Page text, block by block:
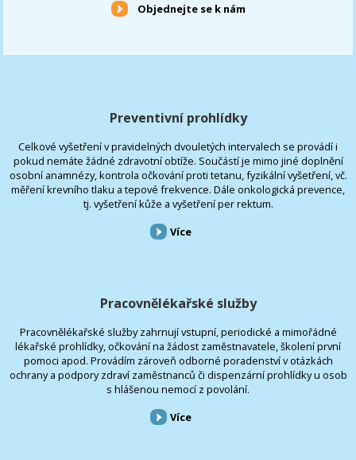
Objednejte se k nám
Preventivní prohlídky
Celkové vyšetření v pravidelných dvouletých intervalech se provádí i
pokud nemáte žádné zdravotní obtíže. Součástí je mimo jiné doplnění
osobní anamnézy, kontrola očkování proti tetanu, fyzikální vyšetření, vč.
měření krevního tlaku a tepové frekvence. Dále onkologická prevence,
tj. vyšetření kůže a vyšetření per rektum.
Více
Pracovnělékařské služby
Pracovnělékařské služby zahrnují vstupní, periodické a mimořádné
lékařské prohlídky, očkování na žádost zaměstnavatele, školení první
pomoci apod. Provádím zároveň odborné poradenství v otázkách
ochrany a podpory zdraví zaměstnanců či dispenzární prohlídky u osob
s hlášenou nemocí z povolání.
Více